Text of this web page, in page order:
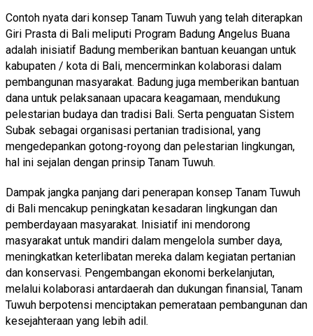
Contoh nyata dari konsep Tanam Tuwuh yang telah diterapkan
Giri Prasta di Bali meliputi Program Badung Angelus Buana
adalah inisiatif Badung memberikan bantuan keuangan untuk
kabupaten / kota di Bali, mencerminkan kolaborasi dalam
pembangunan masyarakat. Badung juga memberikan bantuan
dana untuk pelaksanaan upacara keagamaan, mendukung
pelestarian budaya dan tradisi Bali. Serta penguatan Sistem
Subak sebagai organisasi pertanian tradisional, yang
mengedepankan gotong-royong dan pelestarian lingkungan,
hal ini sejalan dengan prinsip Tanam Tuwuh.
Dampak jangka panjang dari penerapan konsep Tanam Tuwuh
di Bali mencakup peningkatan kesadaran lingkungan dan
pemberdayaan masyarakat. Inisiatif ini mendorong
masyarakat untuk mandiri dalam mengelola sumber daya,
meningkatkan keterlibatan mereka dalam kegiatan pertanian
dan konservasi. Pengembangan ekonomi berkelanjutan,
melalui kolaborasi antardaerah dan dukungan finansial, Tanam
Tuwuh berpotensi menciptakan pemerataan pembangunan dan
kesejahteraan yang lebih adil.